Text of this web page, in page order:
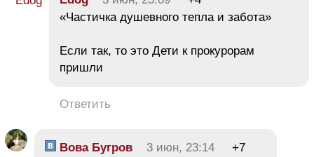
«Частичка душевного тепла и забота»
Если так, то это Дети к прокурорам
пришли
Ответить
Вова Бугров 3 июн, 23:14
+7